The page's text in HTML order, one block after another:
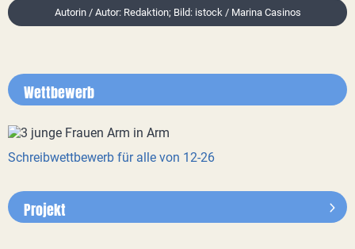
Autorin / Autor: Redaktion; Bild: istock / Marina Casinos
Wettbewerb
Schreibwettbewerb für alle von 12-26
Projekt